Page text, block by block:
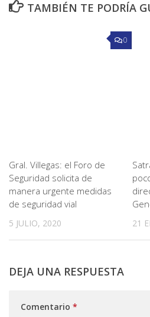
TAMBIÉN TE PODRÍA
0
Gral. Villegas: el Foro de
Seguridad solicita de
manera urgente medidas
de seguridad vial
5 JULIO, 2020 21
DEJA UNA RESPUESTA
Comentario *